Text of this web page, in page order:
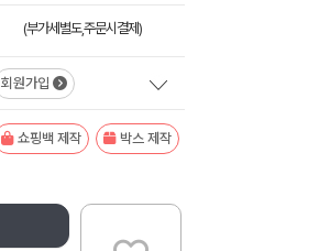
(부가세별도,주문시결제)
회원가입
쇼핑백 제작 박스 제작